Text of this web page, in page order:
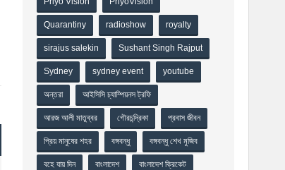
Quarantiny radioshow royalty
sirajus salekin Sushant Singh Rajput
Sydney sydney event youtube
অন্তরা আইসিসি চ্যাম্পিয়নস ট্রফি
আরজ আলী মাতুব্বর গৌরচন্দ্রিকা প্রবাস জীবন
প্রিয় মানুষের শহর বঙ্গবন্ধু বঙ্গবন্ধু শেখ মুজিব
বহে যায় দিন বাংলাদেশ বাংলাদেশ ক্রিকেট